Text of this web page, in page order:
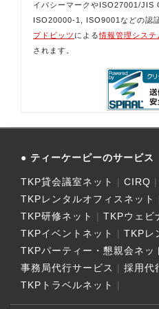
イバシーマークやISO27001/JIS
ISO20000-1, ISO9001などの認
プドビッツ による情報管理システ
されます。
ティーケーピーのサービス
TKP貸会議室ネット
CIRQ
TKPレンタルオフィスネット
TKP研修ネット
TKPウェビ
TKPイベントネット
TKPレ
TKPパーティー・懇親会ネッ
事務局代行サービス
採用代
TKPトラベルネット